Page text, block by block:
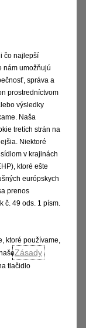
stanici,
2 a všetci
videli, že
som si,
vlastné
auta."
vášho
čo najlepší
nám umožňujú
správa a
prostredníctvom
výsledky
Naša
tretích strán na
Niektoré
v krajinách
ktoré ešte
európskych
prenos
č. 49 ods. 1 písm.
ktoré používame,
Zásady
tlačidlo